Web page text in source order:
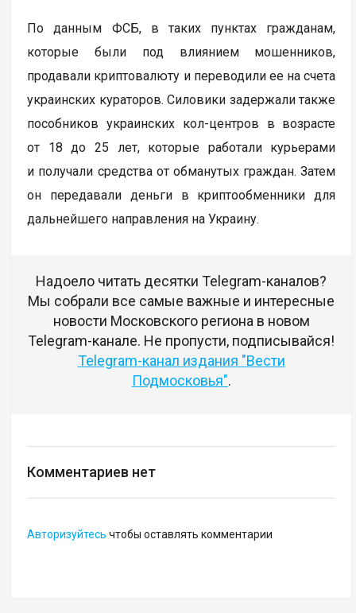
По данным ФСБ, в таких пунктах гражданам,
которые были под влиянием мошенников,
продавали криптовалюту и переводили ее на счета
украинских кураторов. Силовики задержали также
пособников украинских кол-центров в возрасте
от 18 до 25 лет, которые работали курьерами
и получали средства от обманутых граждан. Затем
он передавали деньги в криптообменники для
дальнейшего направления на Украину.
Надоело читать десятки Telegram-каналов?
Мы собрали все самые важные и интересные
новости Московского региона в новом
Telegram-канале. Не пропусти, подписывайся!
Telegram-канал издания "Вести
Подмосковья".
Комментариев нет
Авторизуйтесь чтобы оставлять комментарии